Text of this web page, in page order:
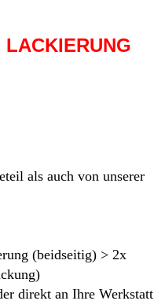
als auch von unserer
(beidseitig) > 2x
direkt an Ihre Werkstatt